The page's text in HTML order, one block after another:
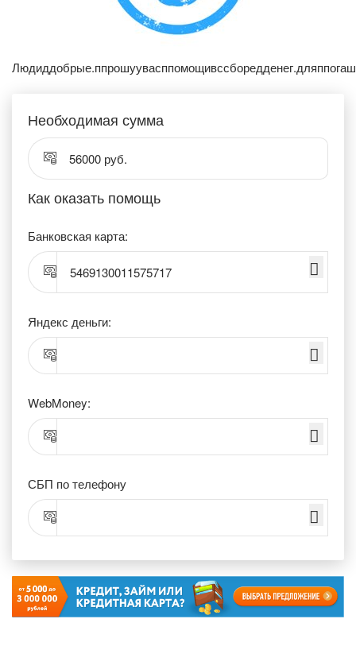
Необходимая сумма
56000 руб.
Как оказать помощь
Банковская карта:
5469130011575717
Яндекс деньги:
WebMoney:
СБП по телефону